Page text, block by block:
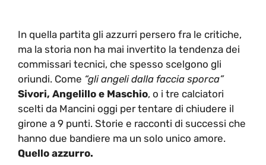
In quella partita gli azzurri persero fra le critiche,
ma la storia non ha mai invertito la tendenza dei
commissari tecnici, che spesso scelgono gli
oriundi. Come “gli angeli dalla faccia sporca”
Sivori, Angelillo e Maschio, o i tre calciatori
scelti da Mancini oggi per tentare di chiudere il
girone a 9 punti. Storie e racconti di successi che
hanno due bandiere ma un solo unico amore.
Quello azzurro.